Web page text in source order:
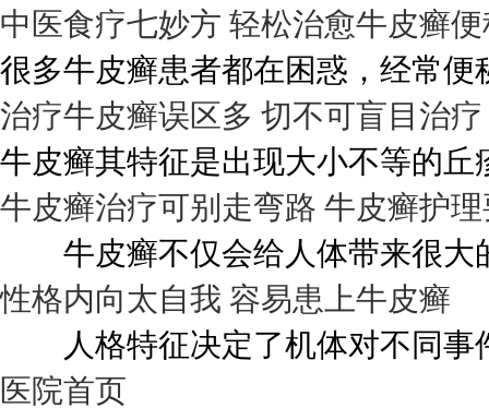
中医食疗七妙方 轻松治愈牛皮癣
很多牛皮癣患者都在困惑，经常便
治疗牛皮癣误区多 切不可盲目治疗
牛皮癣其特征是出现大小不等的丘
牛皮癣治疗可别走弯路 牛皮癣护
牛皮癣不仅会给人体带来很大
性格内向太自我 容易患上牛皮癣
人格特征决定了机体对不同事
医院首页